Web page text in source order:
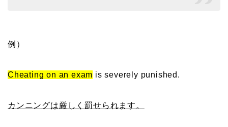
例）
Cheating on an exam is severely punished.
カンニングは厳しく罰せられます。